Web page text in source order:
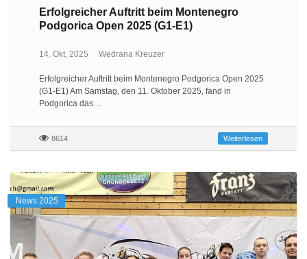
Erfolgreicher Auftritt beim Montenegro
Podgorica Open 2025 (G1-E1)
14. Okt, 2025 Wedrana Kreuzer
Erfolgreicher Auftritt beim Montenegro Podgorica Open 2025
(G1-E1) Am Samstag, den 11. Oktober 2025, fand in
Podgorica das…
8614 Weiterlesen
News 2025